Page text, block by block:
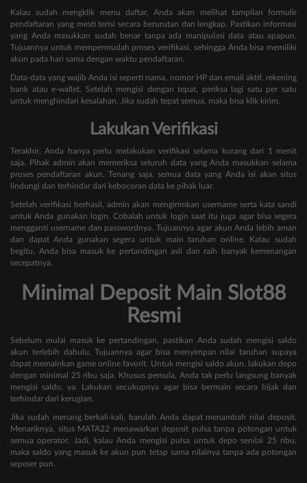
Kalau sudah mengklik menu daftar, Anda akan melihat tampilan formulir
pendaftaran yang mesti terisi secara berurutan dan lengkap. Pastikan informasi
yang Anda masukkan sudah benar tanpa ada manipulasi data atau apapun.
Tujuannya untuk mempermudah proses verifikasi, sehingga Anda bisa memiliki
akun pada hari sama dengan waktu pendaftaran.
Data-data yang wajib Anda isi seperti nama, nomor HP dan email aktif, rekening
bank atau e-wallet. Setelah mengisi dengan tepat, periksa lagi satu per satu
untuk menghindari kesalahan. Jika sudah tepat semua, maka bisa klik kirim.
Lakukan Verifikasi
Terakhir, Anda hanya perlu melakukan verifikasi selama kurang dari 1 menit
saja. Pihak admin akan memeriksa seluruh data yang Anda masukkan selama
proses pendaftaran akun. Tenang saja, semua data yang Anda isi akan situs
lindungi dan terhindar dari kebocoran data ke pihak luar.
Setelah verifikasi berhasil, admin akan mengirimkan username serta kata sandi
untuk Anda gunakan login. Cobalah untuk login saat itu juga agar bisa segera
mengganti username dan passwordnya. Tujuannya agar akun Anda lebih aman
dan dapat Anda gunakan segera untuk main taruhan online. Kalau sudah
begitu, Anda bisa masuk ke pertandingan asli dan raih banyak kemenangan
secepatnya.
Minimal Deposit Main Slot88
Resmi
Sebelum mulai masuk ke pertandingan, pastikan Anda sudah mengisi saldo
akun terlebih dahulu. Tujuannya agar bisa menyimpan nilai taruhan supaya
dapat memainkan game online favorit. Untuk mengisi saldo akun, lakukan depo
dengan minimal 25 ribu saja. Khusus pemula, Anda tak perlu langsung banyak
mengisi saldo, ya. Lakukan secukupnya agar bisa bermain secara bijak dan
terhindar dari kerugian.
Jika sudah menang berkali-kali, barulah Anda dapat menambah nilai deposit.
Menariknya, situs MATA22 menawarkan deposit pulsa tanpa potongan untuk
semua operator. Jadi, kalau Anda mengisi pulsa untuk depo senilai 25 ribu,
maka saldo yang masuk ke akun pun tetap sama nilainya tanpa ada potongan
sepeser pun.